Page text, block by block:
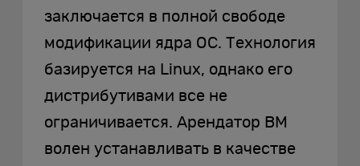
заключается в полной свободе
модификации ядра ОС. Технология
базируется на Linux, однако его
дистрибутивами все не
ограничивается. Арендатор ВМ
волен устанавливать в качестве